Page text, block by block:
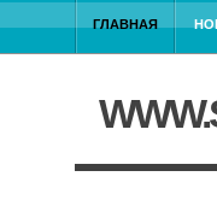
ГЛАВНАЯ